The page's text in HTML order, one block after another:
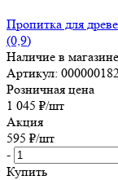
Пропитка для
(0,9)
Наличие в
Артикул:
Розничная цена
1 045 ₽/шт
Акция
595 ₽/шт
-
Купить